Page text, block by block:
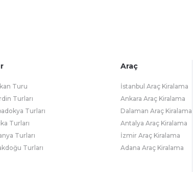
Turu
Turları
Turları
Turları
Turları
Turları
Araç
İstanbul Araç Kiralama
Ankara Araç Kiralama
Dalaman Araç Kiralama
Antalya Araç Kiralama
İzmir Araç Kiralama
Adana Araç Kiralama